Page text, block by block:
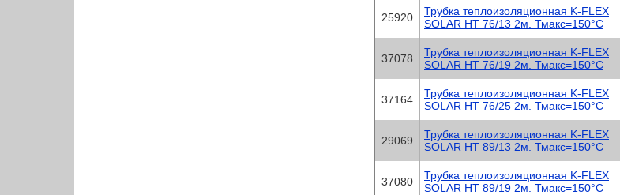
25920
Трубка теплоизоляционная K-FLEX
SOLAR HT 76/13 2м. Тмакс=150°C
37078
Трубка теплоизоляционная K-FLEX
SOLAR HT 76/19 2м. Тмакс=150°C
37164
Трубка теплоизоляционная K-FLEX
SOLAR HT 76/25 2м. Тмакс=150°C
29069
Трубка теплоизоляционная K-FLEX
SOLAR HT 89/13 2м. Тмакс=150°C
37080
Трубка теплоизоляционная K-FLEX
SOLAR HT 89/19 2м. Тмакс=150°C